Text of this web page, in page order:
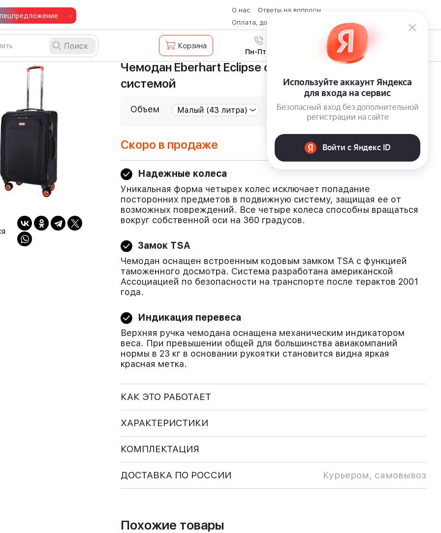
О нас
Ответы на вопросы
Оплата, доставка и возврат товара
Контакты
Поиск Корзина 8 (800) 600-28-07
Пн-Пт с 9:00 до 19:00
Чемодан Eberhart Eclipse с инновационной колесной
системой
Объем
Скоро в продаже
Надежные колеса
Уникальная форма четырех колес исключает попадание
посторонних предметов в подвижную систему, защищая ее от
возможных повреждений. Все четыре колеса способны вращаться
вокруг собственной оси на 360 градусов.
Замок TSA
Чемодан оснащен встроенным кодовым замком TSA с функцией
таможенного досмотра. Система разработана американской
Ассоциацией по безопасности на транспорте после терактов 2001
года.
Индикация перевеса
Верхняя ручка чемодана оснащена механическим индикатором
веса. При превышении общей для большинства авиакомпаний
нормы в 23 кг в основании рукоятки становится видна яркая
красная метка.
КАК ЭТО РАБОТАЕТ
ХАРАКТЕРИСТИКИ
КОМПЛЕКТАЦИЯ
ДОСТАВКА ПО РОССИИ Курьером, самовывоз
Похожие товары